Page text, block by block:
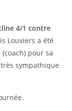
4/1 contre
Louviers a été
pour sa
sympathique